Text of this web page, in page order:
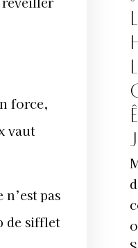
force,
vaut
pas
de sifflet